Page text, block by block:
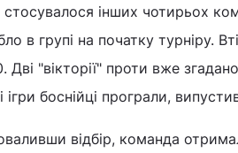
інших чотирьох
в групі на початку турніру.
Дві "вікторії" проти вже
ігри боснійці програли,
відбір, команда